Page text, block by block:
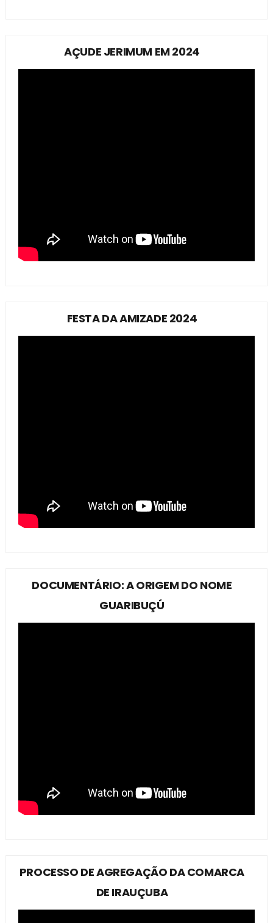
AÇUDE JERIMUM EM 2024
FESTA DA AMIZADE 2024
DOCUMENTÁRIO: A ORIGEM DO NOME
GUARIBUÇÚ
PROCESSO DE AGREGAÇÃO DA COMARCA
DE IRAUÇUBA